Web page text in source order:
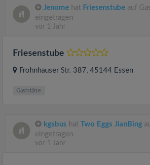
Jenome hat Friesenstube auf
eingetragen
vor 1 Jahr
Friesenstube
Frohnhauser Str. 387, 45144 Essen
Gaststätte
kgsbus hat Two Eggs JianBing
eingetragen
vor 1 Jahr